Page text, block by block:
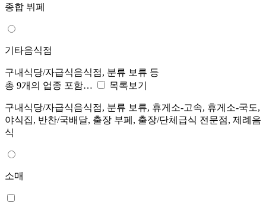
종합 뷔페
기타음식점
구내식당/자급식음식점, 분류 보류 등
총 9개의 업종 포함…
목록보기
구내식당/자급식음식점, 분류 보류, 휴게소-고속, 휴게소-국도,
야식집, 반찬/국배달, 출장 부페, 출장/단체급식 전문점, 제례음
식
소매